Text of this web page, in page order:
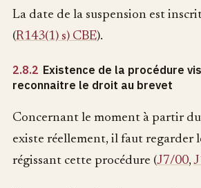
La date de la suspension est
(R143(1) s) CBE).
2.8.2 Existence de la procédure
reconnaitre le droit au brevet
Concernant le moment à partir
existe réellement, il faut regarder
régissant cette procédure (J7/00,